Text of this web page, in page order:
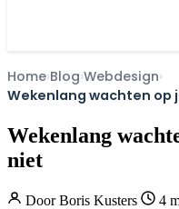
Home Blog Webdesign
Wekenlang wachten op
Wekenlang
niet
DoorBoris Kusters 4